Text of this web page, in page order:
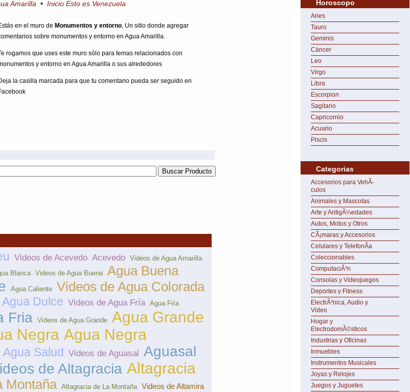
Amarilla • Inicio Esto es Venezuela
en el muro de Monumentos y entorno, Un sitio donde agregar
sobre monumentos y entorno en Agua Amarilla.
rogamos que uses este muro sólo para temas relacionados con
y entorno en Agua Amarilla o sus alrededores
la casilla marcada para que tu comentario pueda ser seguido en
Videos de Acevedo Acevedo Videos de Agua Amarilla
Blanca Videos de Agua Buena Agua Buena
Agua Caliente Videos de Agua Colorada
Agua Dulce Videos de Agua Fría Agua Fría
Fria Videos de Agua Grande
Agua Grande
Negra Agua Negra
Agua Salud Videos de Aguasal Aguasal
de Altagracia Altagracia
Montaña Altagracia de La Montaña Videos de Altamira
Horoscopo
Aries
Tauro
Geminis
Cáncer
Leo
Virgo
Libra
Escorpion
Sagitario
Capricornio
Acuario
Piscis
Categorias
Accesorios para VehÃ­
culos
Animales y Mascotas
Arte y AntigÃ¼edades
Autos, Motos y Otros
CÃ¡maras y Accesorios
Celulares y TelefonÃ­a
Coleccionables
ComputaciÃ³n
Consolas y Videojuegos
Deportes y Fitness
ElectrÃ³nica, Audio y
Video
Hogar y
ElectrodomÃ©sticos
Industrias y Oficinas
Inmuebles
Instrumentos Musicales
Joyas y Relojes
Juegos y Juguetes